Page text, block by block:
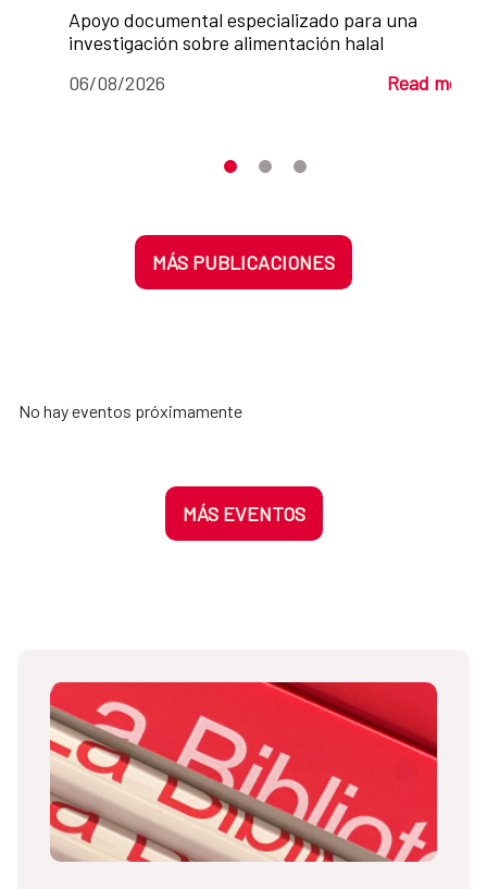
Apoyo documental especializado para una
investigación sobre alimentación halal
06/08/2026
Read more
Moves the carousel to its element
Moves the carousel to its
Moves the carousel to its
MÁS PUBLICACIONES
No hay eventos próximamente
MÁS EVENTOS